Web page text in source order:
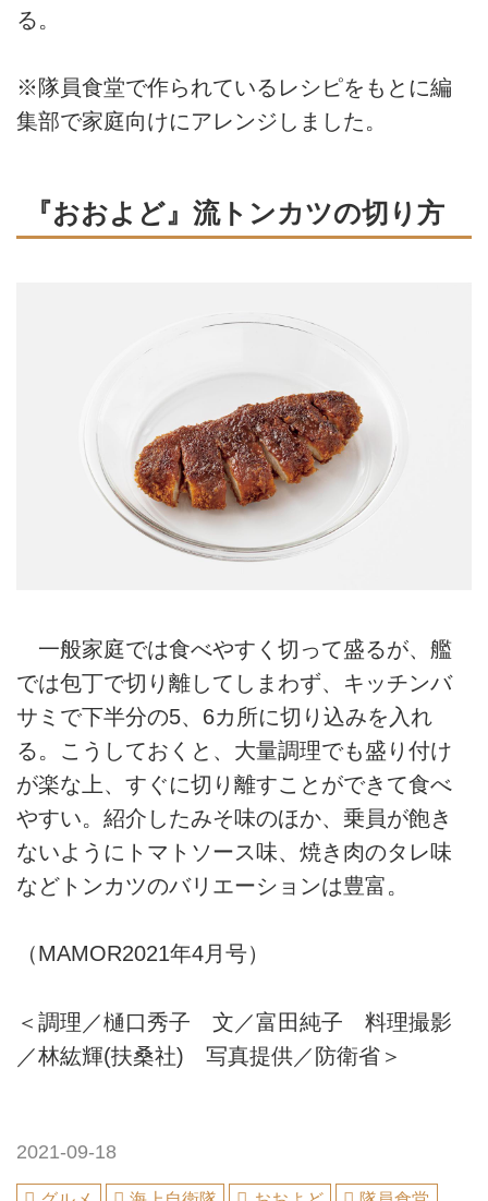
る。
※隊員食堂で作られているレシピをもとに編
集部で家庭向けにアレンジしました。
『おおよど』流トンカツの切り方
一般家庭では食べやすく切って盛るが、艦
では包丁で切り離してしまわず、キッチンバ
サミで下半分の5、6カ所に切り込みを入れ
る。こうしておくと、大量調理でも盛り付け
が楽な上、すぐに切り離すことができて食べ
やすい。紹介したみそ味のほか、乗員が飽き
ないようにトマトソース味、焼き肉のタレ味
などトンカツのバリエーションは豊富。
（MAMOR2021年4月号）
＜調理／樋口秀子 文／富田純子 料理撮影
／林紘輝(扶桑社) 写真提供／防衛省＞
2021-09-18